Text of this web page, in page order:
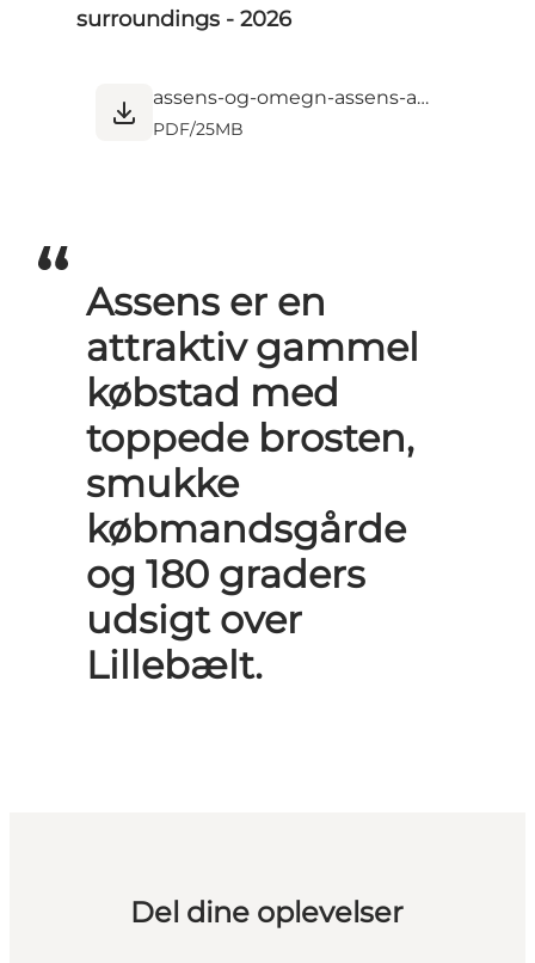
surroundings - 2026
assens-og-omegn-assens-and-surroundings-2026.pdf
PDF/25MB
Assens er en
attraktiv gammel
købstad med
toppede brosten,
smukke
købmandsgårde
og 180 graders
udsigt over
Lillebælt.
Del dine oplevelser